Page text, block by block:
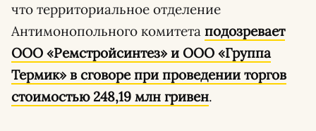
что территориальное отделение
Антимонопольного комитета подозревает
ООО «Ремстройсинтез» и ООО «Группа
Термик» в сговоре при проведении торгов
стоимостью 248,19 млн гривен.